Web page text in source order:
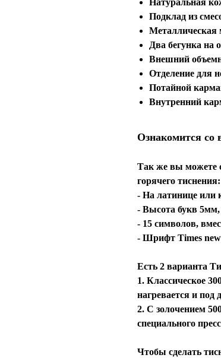
Натуральная
Подклад из
Металлическая
Два бегунка на
Внешний
Отделение для
Потайной
Внутренний
Ознакомится со
Так же вы можете
горячего тиснения:
- На латинице или
- Высота букв
- 15 символов,
- Шрифт Times
Есть 2 варианта
1. Классическое
нагревается и под
2. С золочением
специального
Чтобы сделать